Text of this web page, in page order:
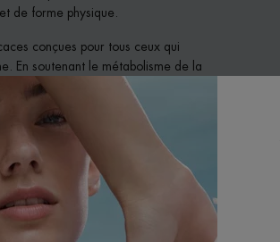
de forme physique.
conçues pour tous ceux qui
En soutenant le métabolisme de la
la santé et la force de votre corps
performance naturelle.
In ! » (« Entrainez-vous, nous
peau ! » )
Biotherm